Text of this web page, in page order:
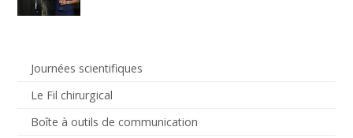
Journées scientifiques
Le Fil chirurgical
Boîte à outils de communication